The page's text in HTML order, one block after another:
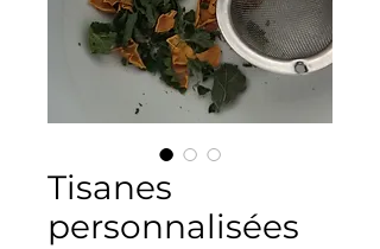
Tisanes
personnalisées